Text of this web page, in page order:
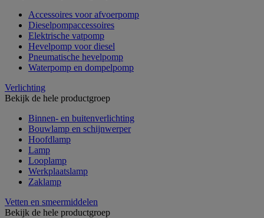
Accessoires voor afvoerpomp
Dieselpompaccessoires
Elektrische vatpomp
Hevelpomp voor diesel
Pneumatische hevelpomp
Waterpomp en dompelpomp
Verlichting
Bekijk de hele productgroep
Binnen- en buitenverlichting
Bouwlamp en schijnwerper
Hoofdlamp
Lamp
Looplamp
Werkplaatslamp
Zaklamp
Vetten en smeermiddelen
Bekijk de hele productgroep